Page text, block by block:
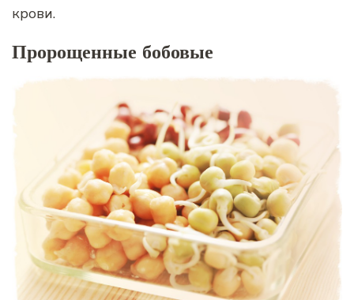
крови.
Пророщенные бобовые